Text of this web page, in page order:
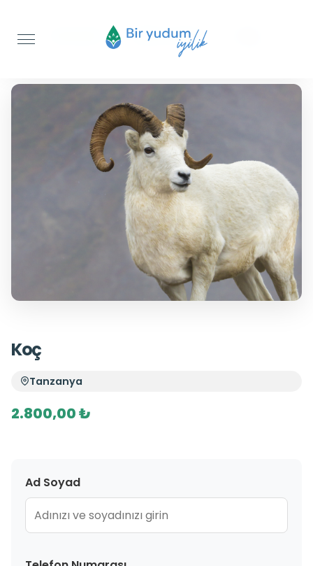
Akika Kurbanı
Koç
Tanzanya
2.800,00 ₺
Ad Soyad